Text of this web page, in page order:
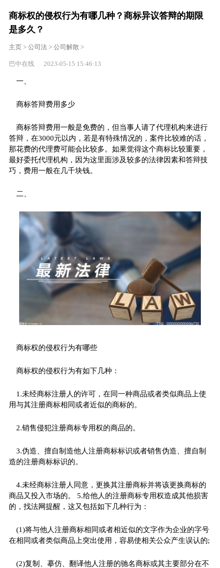
商标权的侵权行为有哪几种？商标异议答辩的期限
是多久？
主页> 公司法> 公司解散>
巴中在线 2023-05-15 15:46:13
一、
商标答辩费用多少
商标答辩费用一般是免费的，但当事人请了代理机构来进行
答辩，在3000元以内，若是有特殊情况的，案件比较难的话，
那花费的代理费可能会比较多。如果觉得这个商标比较重要，
最好委托代理机构，因为这里面涉及较多的法律因素和答辩技
巧，费用一般在几千块钱。
二、
商标权的侵权行为有哪些
商标权的侵权行为有如下几种：
1.未经商标注册人的许可，在同一种商品或者类似商品上使
用与其注册商标相同或者近似的商标的。
2.销售侵犯注册商标专用权的商品的。
3.伪造、擅自制造他人注册商标标识或者销售伪造、擅自制
造的注册商标标识的。
4.未经商标注册人同意，更换其注册商标并将该更换商标的
商品又投入市场的。 5.给他人的注册商标专用权造成其他损害
的，找法网提醒，这又包括如下几种行为：
(1)将与他人注册商标相同或者相近似的文字作为企业的字号
在相同或者类似商品上突出使用，容易使相关公众产生误认的;
(2)复制、摹仿、翻译他人注册的驰名商标或其主要部分在不